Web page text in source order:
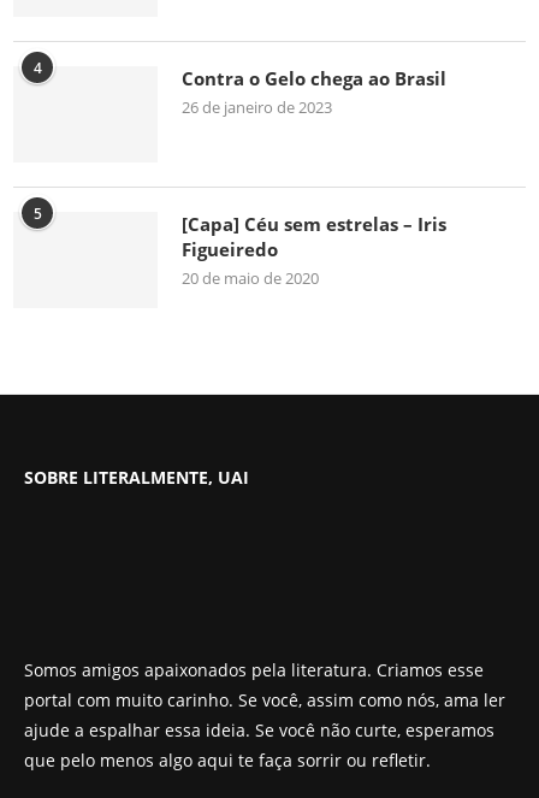
4 Contra o Gelo chega ao Brasil
26 de janeiro de 2023
5
[Capa] Céu sem estrelas – Iris
Figueiredo
20 de maio de 2020
SOBRE LITERALMENTE, UAI
Somos amigos apaixonados pela literatura. Criamos esse
portal com muito carinho. Se você, assim como nós, ama ler
ajude a espalhar essa ideia. Se você não curte, esperamos
que pelo menos algo aqui te faça sorrir ou refletir.